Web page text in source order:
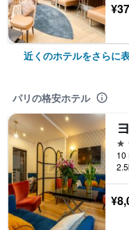
近くのホテルをさらに
パリの格安ホテル
2